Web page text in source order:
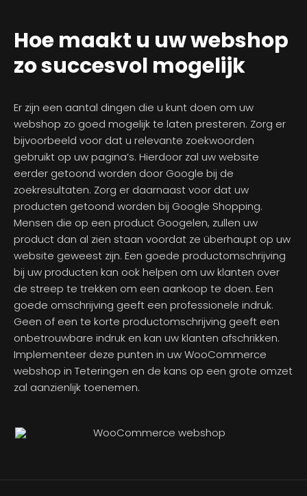
Hoe maakt u uw webshop
zo succesvol mogelijk
Er zijn een aantal dingen die u kunt doen om uw
webshop zo goed mogelijk te laten presteren. Zorg er
bijvoorbeeld voor dat u relevante zoekwoorden
gebruikt op uw pagina’s. Hierdoor zal uw website
eerder getoond worden door Google bij de
zoekresultaten. Zorg er daarnaast voor dat uw
producten getoond worden bij Google Shopping.
Mensen die op een product Googelen, zullen uw
product dan al zien staan voordat ze überhaupt op uw
website geweest zijn. Een goede productomschrijving
bij uw producten kan ook helpen om uw klanten over
de streep te trekken om een aankoop te doen. Een
goede omschrijving geeft een professionele indruk.
Geen of een te korte productomschrijving geeft een
onbetrouwbare indruk en kan uw klanten afschrikken.
Implementeer deze punten in uw WooCommerce
webshop in Teteringen en de kans op een grote omzet
zal aanzienlijk toenemen.